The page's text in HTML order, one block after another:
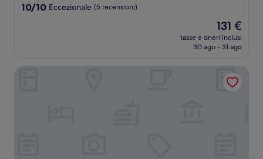
10.0
10/10 Eccezionale (5 recensioni)
Il
prezzo
attuale
131 €
131 €
tasse e oneri inclusi
30 ago - 31 ago